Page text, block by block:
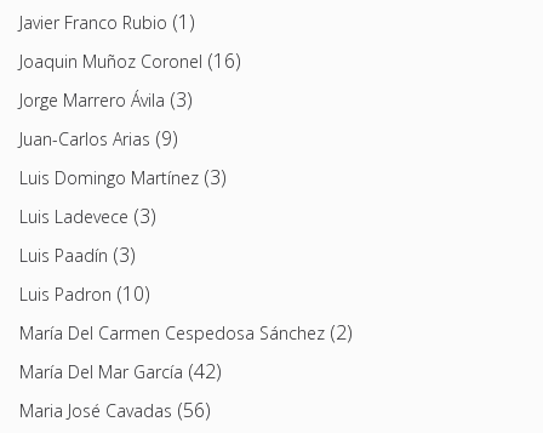
Javier Franco Rubio (1)
Joaquin Muñoz Coronel (16)
Jorge Marrero Ávila (3)
Juan-Carlos Arias (9)
Luis Domingo Martínez (3)
Luis Ladevece (3)
Luis Paadín (3)
Luis Padron (10)
María Del Carmen Cespedosa Sánchez (2)
María Del Mar García (42)
Maria José Cavadas (56)